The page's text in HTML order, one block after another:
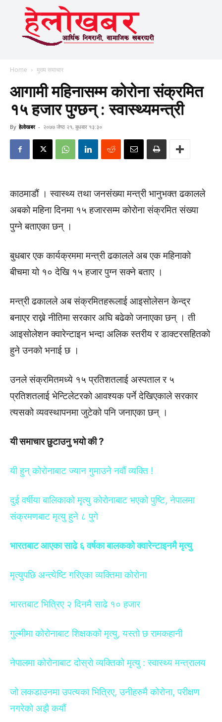
Home मुख्य समाचार
आगामी महिनासम्म कोरोना संक्रमित
१५ हजार पुग्छन् : स्वास्थ्यमन्त्री
By हेलाेखबर - २०७७ जेष्ठ २१, बुधबार १३:३०
काठमाडौं । स्वास्थ्य तथा जनसंख्या मन्त्री भानुभक्त ढकालले
अबको महिना दिनमा १५ हजारसम्म कोरोना संक्रमित संख्या
पुग्ने बताएका छन् ।
बुधबार एक कार्यक्रममा मन्त्री ढकालले अब एक महिनाको
बीचमा यो १० देखि १५ हजार पुग्न सक्ने बताए ।
मन्त्री ढकालले अब संक्रमितहरूलाई आइसोलेसन केन्द्र
बनाएर राख्ने नीतिमा सरकार अघि बढेको जनाएका छन् । ती
आइसोलेशन क्वारेन्टाइन भन्दा अलिक स्तरीय र डाक्टरसहितको
हुने उनको भनाई छ ।
उनले संक्रमितमध्ये १५ प्रतिशतलाई अस्पताल र ५
प्रतिशतलाई भेन्टिलेटरको आवश्यक पर्ने देखिएकाले सरकार
त्यसको व्यवस्थापनमा जुटेको पनि जनाएका छन् ।
यी समाचार छुटाउनु भयो की ?
यी हुन् कोरोनाबाट ज्यान गुमाउने नवौं व्यक्ति !
दुई वर्षीया बालिकाको मृत्यु कोरोनाबाट भएको पुष्टि, नेपालमा
संक्रमणबाट मृत्यु हुने ८ पुगे
भारतबाट आएका साढे ६ वर्षका बालकको क्वारेन्टाइनमै मृत्यु
मृत्युपछि अन्त्येष्टि गरिएका व्यक्तिमा कोरोना
भारतबाट भित्रिए २ दिनमै साढे १० हजार
गुल्मीमा कोरोनाबाट शिक्षकको मृत्यु, यस्तो छ रामकहानी
नेपालमा कोरोनाबाट दोस्रो व्यक्तिको मृत्यु : स्वास्थ्य मन्त्रालय
जो लकडाउनमा उपत्यका भित्रिए, उनीहरुमै कोरोना, परीक्षण
नगरेको अझै कयौं